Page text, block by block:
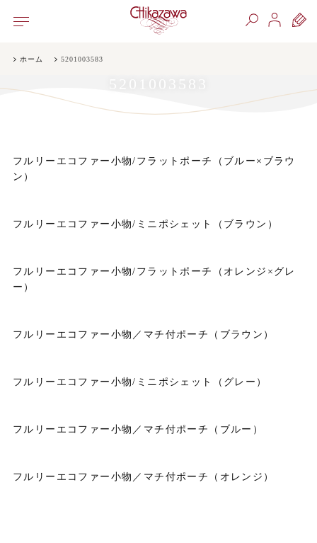
ホーム 5201003583
5201003583
フルリーエコファー小物/フラットポーチ（ブルー×ブラウ
ン）
フルリーエコファー小物/ミニポシェット（ブラウン）
フルリーエコファー小物/フラットポーチ（オレンジ×グレ
ー）
フルリーエコファー小物／マチ付ポーチ（ブラウン）
フルリーエコファー小物/ミニポシェット（グレー）
フルリーエコファー小物／マチ付ポーチ（ブルー）
フルリーエコファー小物／マチ付ポーチ（オレンジ）